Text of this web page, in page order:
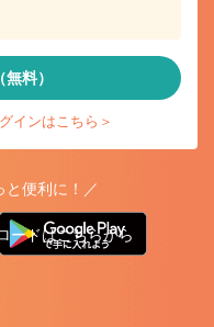
料）
インはこちら＞
と便利に！／
ードはこちらから